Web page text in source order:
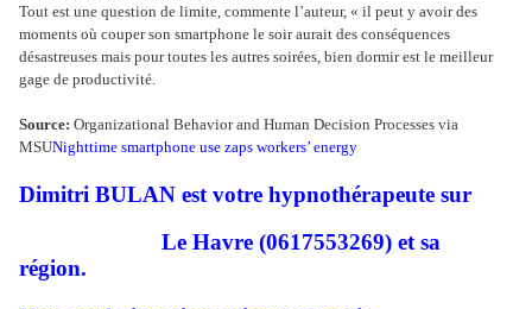
Tout est une question de limite, commente l’auteur, « il peut y avoir des
moments où couper son smartphone le soir aurait des conséquences
désastreuses mais pour toutes les autres soirées, bien dormir est le meilleur
gage de productivité.
Source: Organizational Behavior and Human Decision Processes via
MSUNighttime smartphone use zaps workers’ energy
Dimitri BULAN est votre hypnothérapeute sur
Le Havre (0617553269) et sa
région.